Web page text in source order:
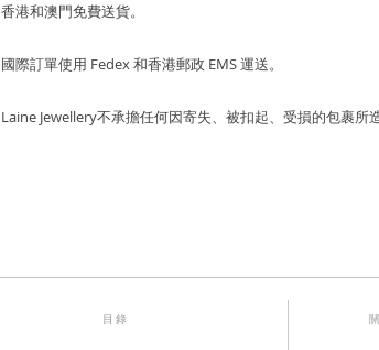
香港和澳門免費送貨。
國際訂單使用 Fedex 和香港郵政 EMS 運送。
Laine Jewellery不承擔任何因寄失、被扣起、受損的包裹所
目錄